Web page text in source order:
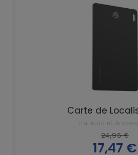
Carte de
Traceurs et
Prix
de
24,95 €
Prix
17,47 €